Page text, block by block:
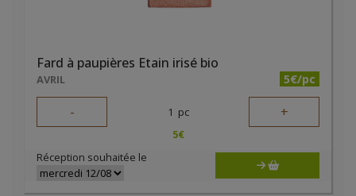
Fard à paupières Etain irisé bio
AVRIL 5€/pc
- 1 pc +
5€
Réception souhaitée le